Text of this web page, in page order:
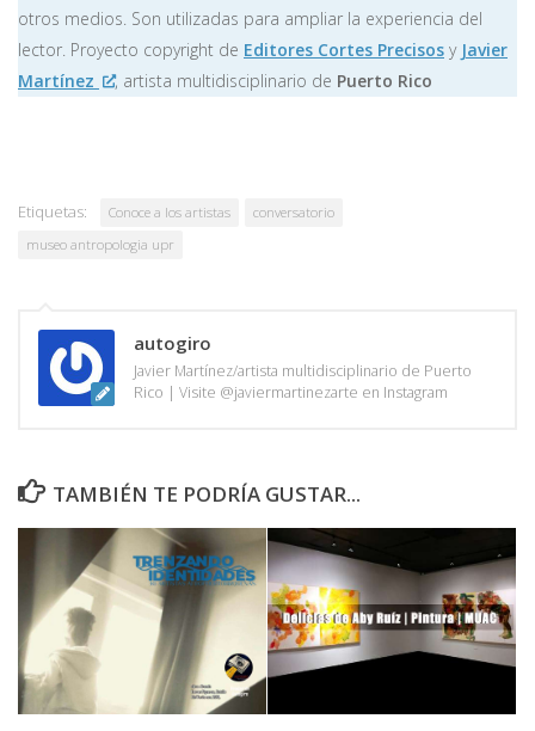
otros medios. Son utilizadas para ampliar la experiencia del
lector. Proyecto copyright de Editores Cortes Precisos y Javier
Martínez
, artista multidisciplinario de Puerto Rico
Etiquetas: Conoce a los artistas
conversatorio
museo antropologia upr
autogiro
Javier Martínez/artista multidisciplinario de Puerto
Rico | Visite @javiermartinezarte en Instagram
TAMBIÉN TE PODRÍA GUSTAR...